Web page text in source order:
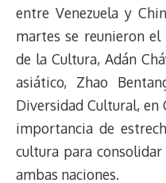
entre Venezuela y
martes se reunieron
de la Cultura, Adán
asiático, Zhao
Diversidad Cultural, en
importancia de
cultura para
ambas naciones.